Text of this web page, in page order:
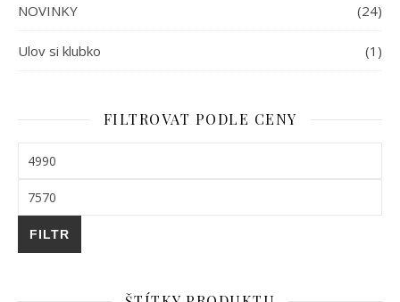
NOVINKY (24)
Ulov si klubko (1)
FILTROVAT PODLE CENY
FILTR